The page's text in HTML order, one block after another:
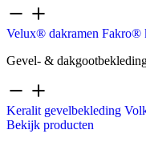
Velux® dakramen Fakro®
Gevel- &
Keralit gevelbekleding
Bekijk producten